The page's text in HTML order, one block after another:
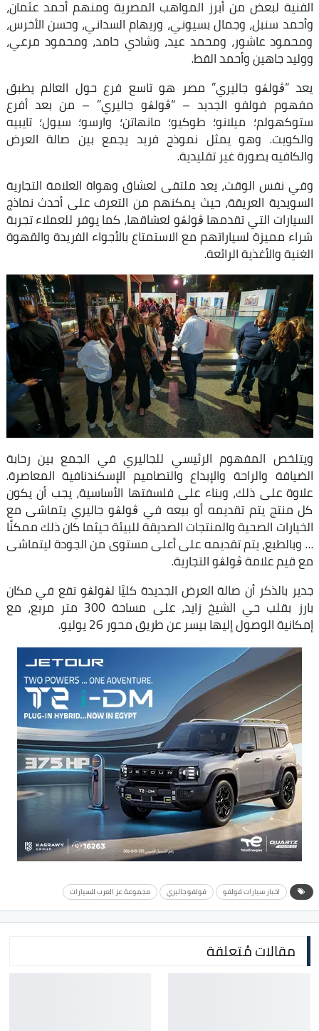
الفنية لبعض من أبرز المواهب المصرية ومنهم أحمد عثمان،
وأحمد سنبل، وجمال بسيوني، وريهام السداني، وحسن الأخرس،
ومحمود عاشور، ومحمد عيد، وشادي حامد، ومحمود مرعي،
ووليد جاهين وأحمد القط.
يعد “ڨولڨو جاليري” مصر هو تاسع فرع حول العالم يطبق
مفهوم فولفو الجديد – “ڨولڨو جاليري” – من بعد أفرع
ستوكهولم؛ ميلانو؛ طوكيو؛ مانهاتن؛ وارسو؛ سيول؛ تايبيه
والكويت. وهو يمثل نموذج فريد يجمع بين صالة العرض
والكافيه بصورة غير تقليدية.
وفي نفس الوقت، يعد ملتقى لعشاق وهواة العلامة التجارية
السويدية العريقة، حيث يمكنهم من التعرف على أحدث نماذج
السيارات التي تقدمها ڨولڨو لعشاقها، كما يوفر للعملاء تجربة
شراء مميزة لسياراتهم مع الاستمتاع بالأجواء الفريدة والقهوة
الغنية والأغذية الرائعة.
ويتلخص المفهوم الرئيسي للجاليري في الجمع بين رحابة
الضيافة والراحة والإبداع والتصاميم الإسكندنافية المعاصرة.
علاوة على ذلك، وبناء على فلسفتها الأساسية، يجب أن يكون
كل منتج يتم تقديمه أو بيعه في ڨولڨو جاليري يتماشى مع
الخيارات الصحية والمنتجات الصديقة للبيئة حيثما كان ذلك ممكنًا
… وبالطبع، يتم تقديمه على أعلى مستوى من الجودة ليتماشى
مع قيم علامة ڨولڨو التجارية.
جدير بالذكر أن صالة العرض الجديدة كليًا لڨولڨو تقع في مكان
بارز بقلب حي الشيخ زايد، على مساحة 300 متر مربع، مع
إمكانية الوصول إليها بيسر عن طريق محور 26 يوليو.
اخبار سيارات فولفو فولفو جاليري مجموعة عز العرب للسيارات
مقالات مُتعلقة